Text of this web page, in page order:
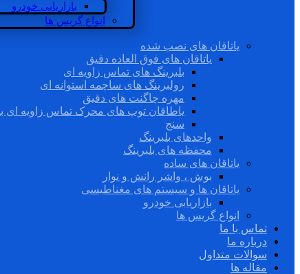
بازاریابی خودرو
انواع گریس ها
یاتاقان های نصب شده
یاتاقان های فوق العاده دقیق
بلبرینگ های تماس زاویه ای
رولبرینگ های ساچمه استوانه ای
مهره چاگنت های دقیق
یاطاقان توپ های محرک تماس زاویه ای
سنج
واحدهای بلبرینگ
محفظه های بلبرینگ
یاتاقان های ساده
بوش ، واشر رانش و نوار
یاتاقان ها و سیستم های مغناطیسی
بازاریابی خودرو
انواع گریس ها
تماس با ما
درباره ما
سوالات متداول
مقاله ها